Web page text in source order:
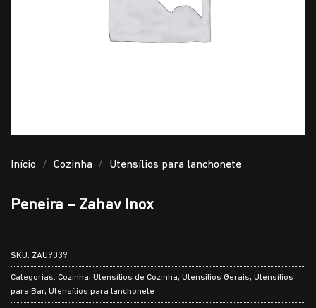
Início / Cozinha / Utensílios para lanchonete
Peneira – Zahav Inox
SKU: ZAU9039
Categorias: Cozinha, Utensílios de Cozinha, Utensilios Gerais, Utensílios
para Bar, Utensílios para lanchonete